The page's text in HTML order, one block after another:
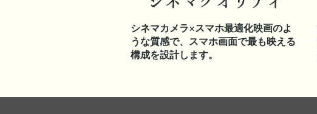
シネマカメラ×スマホ最適化映画のよ
うな質感で、スマホ画面で最も映える
構成を設計します。